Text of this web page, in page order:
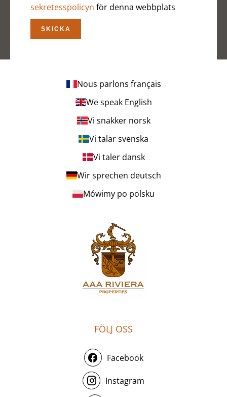
sekretesspolicyn för denna webbplats
SKICKA
Nous parlons français
We speak English
Vi snakker norsk
Vi talar svenska
Vi taler dansk
Wir sprechen deutsch
Mówimy po polsku
FÖLJ OSS
Facebook
Instagram